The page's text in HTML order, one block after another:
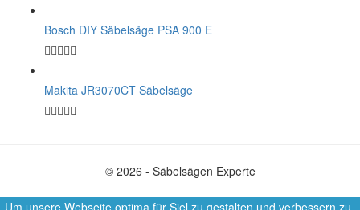
Bosch DIY Säbelsäge PSA 900 E
Makita JR3070CT Säbelsäge
© 2026 - Säbelsägen Experte
Um unsere Webseite optima für Siel zu gestalten und verbessern zu